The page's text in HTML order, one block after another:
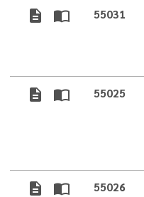
description import_contacts 55031
description import_contacts 55025
description import_contacts 55026